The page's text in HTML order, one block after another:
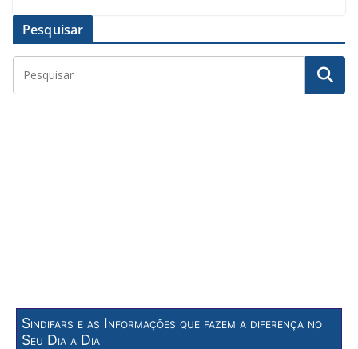
Pesquisar
Sindifars e as Informações que fazem a diferença no
Seu Dia a Dia